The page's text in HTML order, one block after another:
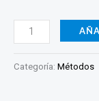
Categoría: Métodos